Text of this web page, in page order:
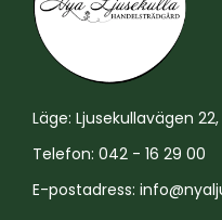
Läge: Ljusekullavägen
Telefon: 042 - 16 29 00
E-postadress: